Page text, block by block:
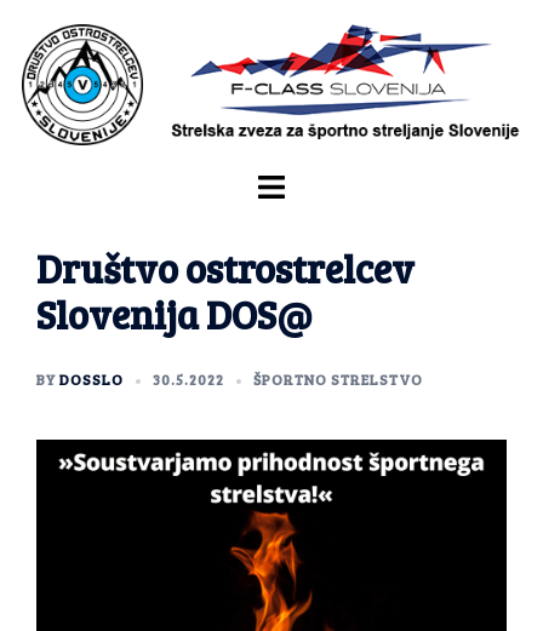
Društvo ostrostrelcev
Slovenija DOS@
BYDOSSLO 30.5.2022 ŠPORTNO STRELSTVO